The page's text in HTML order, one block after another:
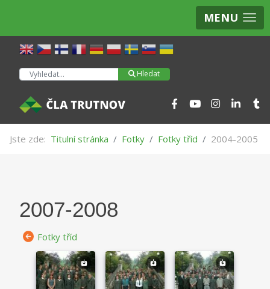
MENU
Hledat Hledat
Jste zde: Titulní stránka Fotky Fotky tříd 2004-2005
2007-2008
Fotky tříd